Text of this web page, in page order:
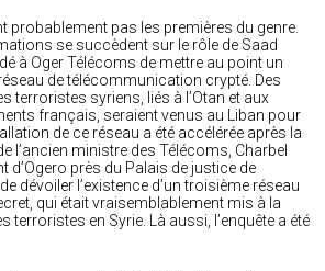
probablement pas les premières du genre.
se succèdent sur le rôle de Saad
à Oger Télécoms de mettre au point un
de télécommunication crypté. Des
terroristes syriens, liés à l’Otan et aux
français, seraient venus au Liban pour
de ce réseau a été accélérée après la
l’ancien ministre des Télécoms, Charbel
d’Ogero près du Palais de justice de
dévoiler l’existence d’un troisième réseau
qui était vraisemblablement mis à la
terroristes en Syrie. Là aussi, l’enquête a été